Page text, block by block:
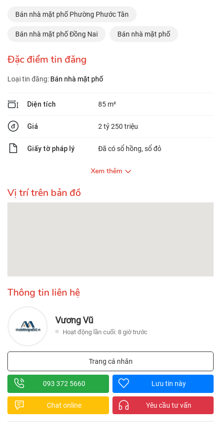
Bán nhà mặt phố Phường Phước Tân
Bán nhà mặt phố Đồng Nai Bán nhà mặt phố
Đặc điểm tin đăng
Loại tin đăng: Bán nhà mặt phố
Diện tích 85 m²
Giá 2 tỷ 250 triệu
Giấy tờ pháp lý Đã có sổ hồng, sổ đỏ
Xem thêm
Vị trí trên bản đồ
Thông tin liên hệ
Vương Vũ
Hoạt động lần cuối: 8 giờ trước
Trang cá nhân
093 372 5660 Lưu tin này
Chat online Yêu cầu tư vấn